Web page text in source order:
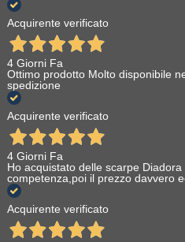
Acquirente verificato
4 Giorni Fa
Ottimo prodotto Molto disponibile
spedizione
Acquirente verificato
4 Giorni Fa
Ho acquistato delle scarpe
competenza,poi il prezzo davvero
Acquirente verificato